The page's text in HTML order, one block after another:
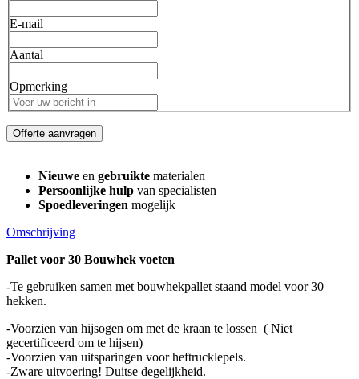
E-mail
Aantal
Opmerking
Offerte aanvragen
Nieuwe en gebruikte materialen
Persoonlijke hulp van specialisten
Spoedleveringen mogelijk
Omschrijving
Pallet voor 30 Bouwhek voeten
-Te gebruiken samen met bouwhekpallet staand model voor 30
hekken.
-Voorzien van hijsogen om met de kraan te lossen ( Niet
gecertificeerd om te hijsen)
-Voorzien van uitsparingen voor heftrucklepels.
-Zware uitvoering! Duitse degelijkheid.